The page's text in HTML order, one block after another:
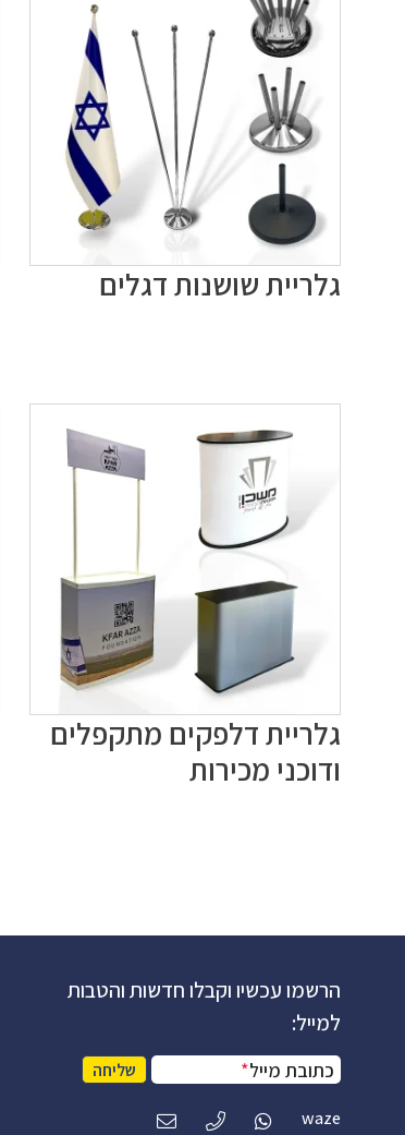
גלריית שושנות דגלים
גלריית דלפקים מתקפלים
ודוכני מכירות
הרשמו עכשיו וקבלו חדשות והטבות
למייל:
כתובת מייל* שליחה
waze